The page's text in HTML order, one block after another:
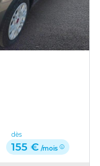
dès
155 € /mois